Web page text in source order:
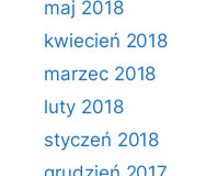
maj 2018
kwiecień 2018
marzec 2018
luty 2018
styczeń 2018